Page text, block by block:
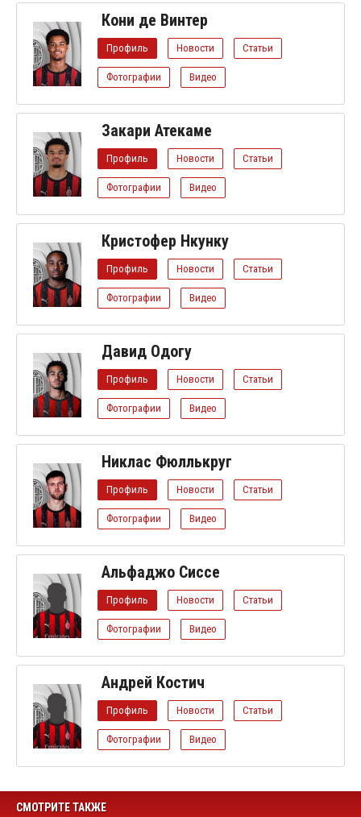
Кони де Винтер
Профиль Новости Статьи
Фотографии Видео
Закари Атекаме
Профиль Новости Статьи
Фотографии Видео
Кристофер Нкунку
Профиль Новости Статьи
Фотографии Видео
Давид Одогу
Профиль Новости Статьи
Фотографии Видео
Никлас Фюллькруг
Профиль Новости Статьи
Фотографии Видео
Альфаджо Сиссе
Профиль Новости Статьи
Фотографии Видео
Андрей Костич
Профиль Новости Статьи
Фотографии Видео
СМОТРИТЕ ТАКЖЕ